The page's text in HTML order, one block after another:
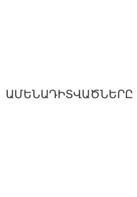
ԱՄԵՆԱԴԻՏՎԱԾՆԵՐԸ